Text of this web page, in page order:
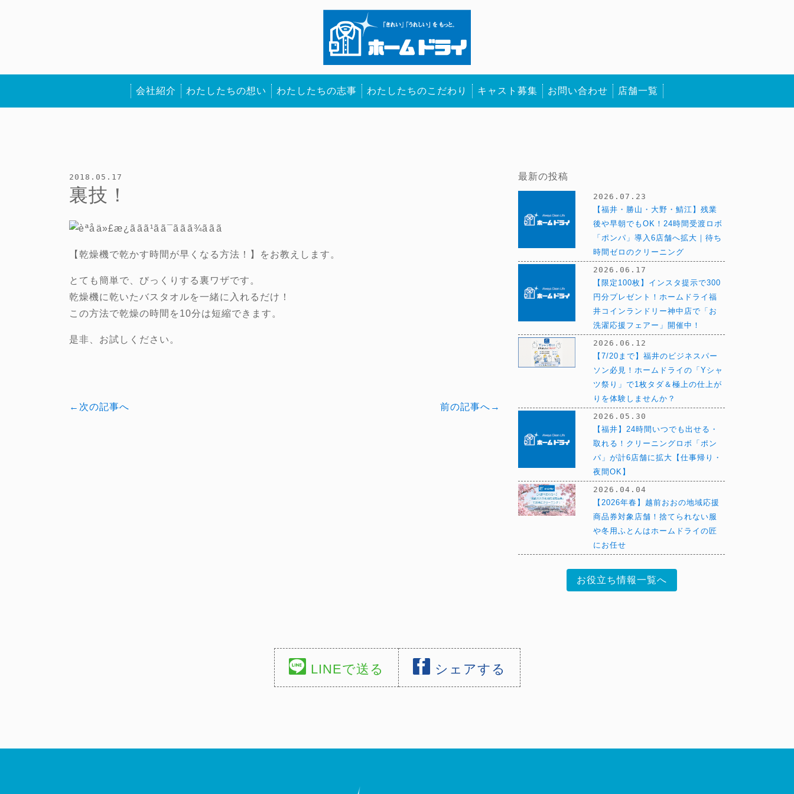
会社紹介 わたしたちの想い わたしたちの志事 わたしたちのこだわり キャスト募集 お問い合わせ 店舗一覧
2018.05.17
裏技！
【乾燥機で乾かす時間が早くなる方法！】をお教えします。
とても簡単で、びっくりする裏ワザです。
乾燥機に乾いたバスタオルを一緒に入れるだけ！
この方法で乾燥の時間を10分は短縮できます。
是非、お試しください。
←次の記事へ 前の記事へ→
最新の投稿
2026.07.23
【福井・勝山・大野・鯖江】残業
後や早朝でもOK！24時間受渡ロボ
「ポンパ」導入6店舗へ拡大｜待ち
時間ゼロのクリーニング
2026.06.17
【限定100枚】インスタ提示で300
円分プレゼント！ホームドライ福
井コインランドリー神中店で「お
洗濯応援フェアー」開催中！
2026.06.12
【7/20まで】福井のビジネスパー
ソン必見！ホームドライの「Yシャ
ツ祭り」で1枚タダ＆極上の仕上が
りを体験しませんか？
2026.05.30
【福井】24時間いつでも出せる・
取れる！クリーニングロボ「ポン
パ」が計6店舗に拡大【仕事帰り・
夜間OK】
2026.04.04
【2026年春】越前おおの地域応援
商品券対象店舗！捨てられない服
や冬用ふとんはホームドライの匠
にお任せ
お役立ち情報一覧へ
LINEで送る シェアする